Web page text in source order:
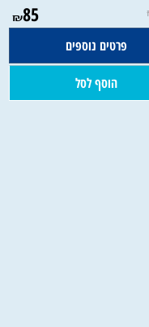
₪85
פרטים נוספים
הוסף לסל